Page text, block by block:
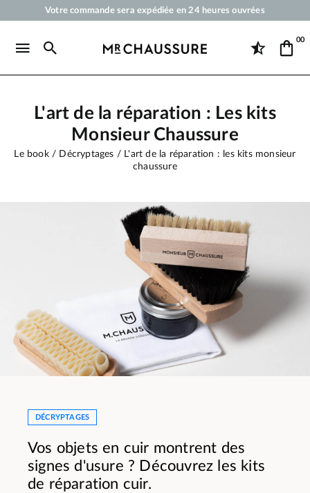
Votre commande sera expédiée en 24 heures ouvrées
Livraison offerte dès 50 €
00
L'art de la réparation : Les kits
Monsieur Chaussure
Le book Décryptages
L'art de la réparation : les kits monsieur
chaussure
DÉCRYPTAGES
Vos objets en cuir montrent des
signes d'usure ? Découvrez les kits
de réparation cuir.